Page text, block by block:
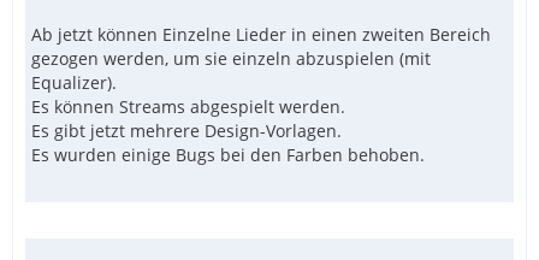
Ab jetzt können Einzelne Lieder in einen zweiten Bereich
gezogen werden, um sie einzeln abzuspielen (mit
Equalizer).
Es können Streams abgespielt werden.
Es gibt jetzt mehrere Design-Vorlagen.
Es wurden einige Bugs bei den Farben behoben.